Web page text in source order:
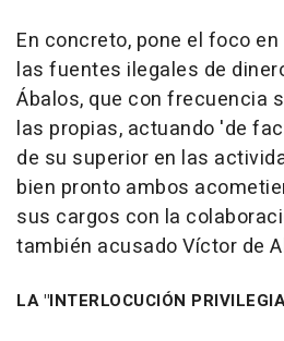
En concreto, pone el foco
las fuentes ilegales de
Ábalos, que con frecuencia
las propias, actuando 'de
de su superior en las
bien pronto ambos
sus cargos con la
también acusado Víctor de
LA "INTERLOCUCIÓN